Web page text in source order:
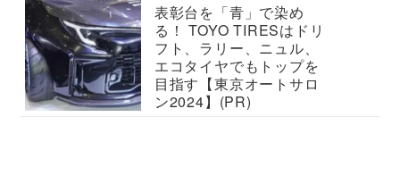
表彰台を「青」で染め
る！ TOYO TIRESはドリ
フト、ラリー、ニュル、
エコタイヤでもトップを
目指す【東京オートサロ
ン2024】(PR)